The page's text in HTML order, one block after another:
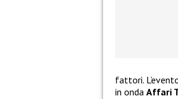
fattori.
in onda Affari